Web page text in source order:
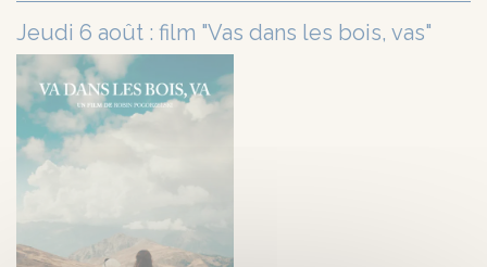
Jeudi 6 août : film "Vas dans les bois, vas"